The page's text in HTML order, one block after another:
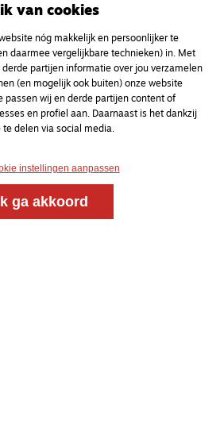
van cookies
nóg makkelijk en persoonlijker te
daarmee vergelijkbare technieken) in. Met
partijen informatie over jou verzamelen
(en mogelijk ook buiten) onze website
passen wij en derde partijen content of
en profiel aan. Daarnaast is het dankzij
delen via social media.
instellingen aanpassen
ga akkoord